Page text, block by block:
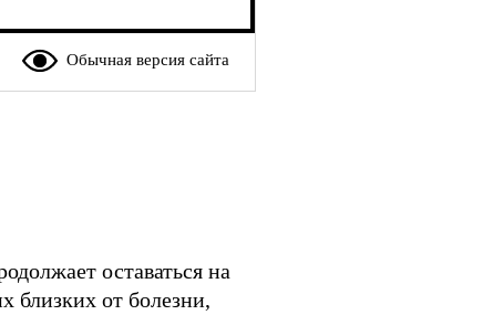
Обычная версия сайта
оставаться на
близких от болезни,